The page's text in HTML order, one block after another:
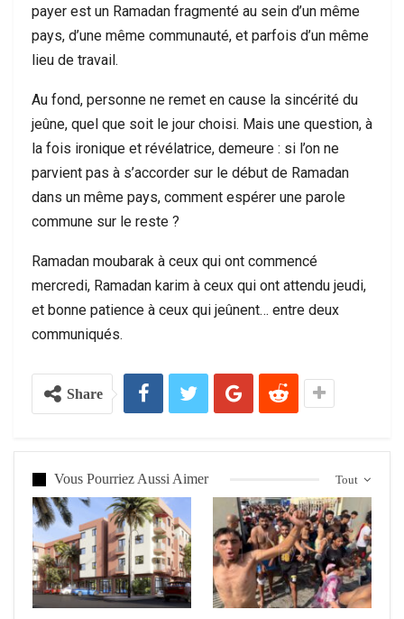
payer est un Ramadan fragmenté au sein d’un même
pays, d’une même communauté, et parfois d’un même
lieu de travail.
Au fond, personne ne remet en cause la sincérité du
jeûne, quel que soit le jour choisi. Mais une question, à
la fois ironique et révélatrice, demeure : si l’on ne
parvient pas à s’accorder sur le début de Ramadan
dans un même pays, comment espérer une parole
commune sur le reste ?
Ramadan moubarak à ceux qui ont commencé
mercredi, Ramadan karim à ceux qui ont attendu jeudi,
et bonne patience à ceux qui jeûnent… entre deux
communiqués.
Share
Tout
Vous Pourriez Aussi Aimer